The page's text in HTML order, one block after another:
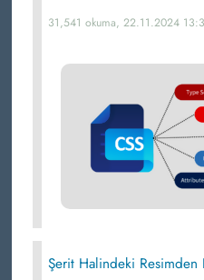
31,541 okuma, 22.11.2024
Şerit Halindeki Resimden